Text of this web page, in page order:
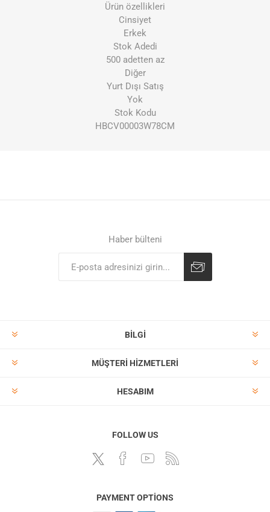
Ürün özellikleri
Cinsiyet
Erkek
Stok Adedi
500 adetten az
Diğer
Yurt Dışı Satış
Yok
Stok Kodu
HBCV00003W78CM
Haber bülteni
BILGI
MÜŞTERI HIZMETLERI
HESABIM
FOLLOW US
PAYMENT OPTIONS